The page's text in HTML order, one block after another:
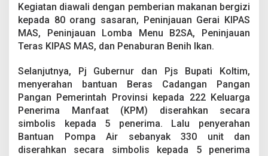
y
a
r
a
k
d
i
K
l
t
i
Kegiatan diawali dengan pemberian makanan bergizi
kepada 80 orang sasaran, Peninjauan Gerai KIPAS
MAS, Peninjauan Lomba Menu B2SA, Peninjauan
Teras KIPAS MAS, dan Penaburan Benih Ikan.
Selanjutnya, Pj Gubernur dan Pjs Bupati Koltim,
menyerahan bantuan Beras Cadangan Pangan
Pangan Pemerintah Provinsi kepada 222 Keluarga
Penerima Manfaat (KPM) diserahkan secara
simbolis kepada 5 penerima. Lalu penyerahan
Bantuan Pompa Air sebanyak 330 unit dan
diserahkan secara simbolis kepada 5 penerima